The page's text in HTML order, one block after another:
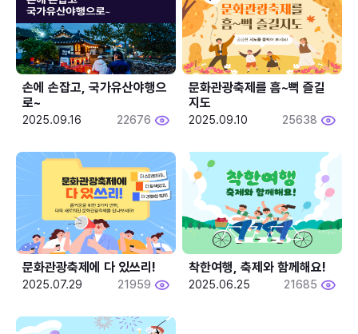
손에 손잡고, 국가유산야행으
로~
2025.09.16 22676
문화관광축제를 흠~뻑 즐길
지도
2025.09.10 25638
문화관광축제에 다 있쓰리!
2025.07.29 21959
착한여행, 축제와 함께해요!
2025.06.25 21685